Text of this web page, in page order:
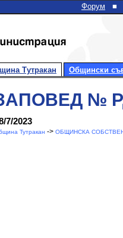
Форум ■
Тутракан Общински
№
7/2023
Тутракан -> ОБЩИНСКА